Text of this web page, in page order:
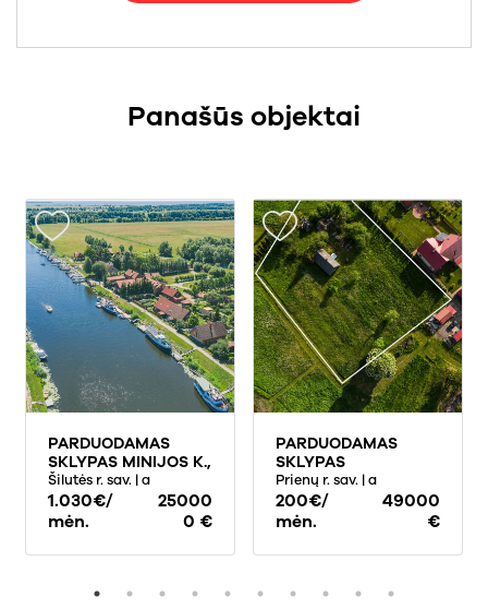
Panašūs objektai
PARDUODAMAS
SKLYPAS MINIJOS K.,
24.62 A PLOTO
Šilutės r. sav. | a
1.030€/
mėn.
25000
0 €
PARDUODAMAS
SKLYPAS
GELEŽINKELIO G.,
MAURUČIŲ K., 41 A
PLOTO
Prienų r. sav. | a
200€/
mėn.
49000
€